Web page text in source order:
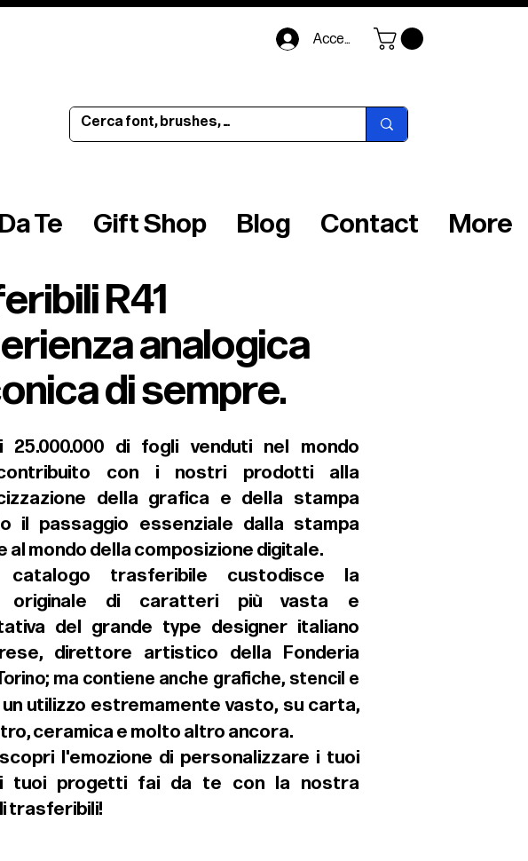
Accedi
Te Gift Shop Blog Contact More
R41
analogica
di sempre.
25.000.000 di fogli venduti nel mondo
con i nostri prodotti alla
della grafica e della stampa
il passaggio essenziale dalla stampa
al mondo della composizione digitale.
trasferibile custodisce la
originale di caratteri più vasta e
del grande type designer italiano
direttore artistico della Fonderia
ma contiene anche grafiche, stencil e
utilizzo estremamente vasto, su carta,
ceramica e molto altro ancora.
l'emozione di personalizzare i tuoi
tuoi progetti fai da te con la nostra
trasferibili!